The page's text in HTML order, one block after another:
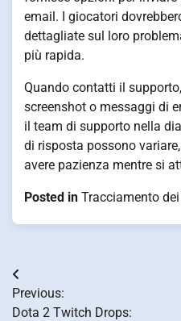
email. I giocatori
dettagliate sul loro
più rapida.
Quando contatti il
screenshot o messaggi di
il team di supporto nella
di risposta possono
avere pazienza mentre si
Posted in Tracciamento
Post
navigation
Previous:
Dota 2 Twitch Drops: